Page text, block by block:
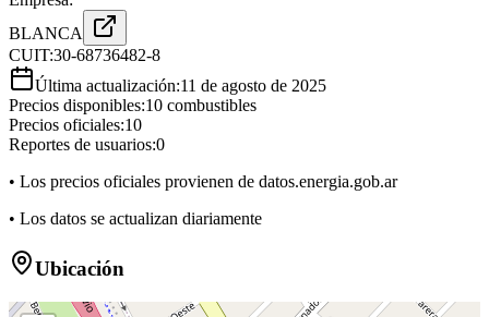
BLANCA
CUIT:30-68736482-8
Última actualización:11 de agosto de 2025
Precios disponibles:10 combustibles
Precios oficiales:10
Reportes de usuarios:0
• Los precios oficiales provienen de datos.energia.gob.ar
• Los datos se actualizan diariamente
Ubicación